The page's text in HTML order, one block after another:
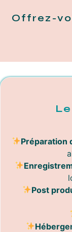
Offrez-
Préparation
Post